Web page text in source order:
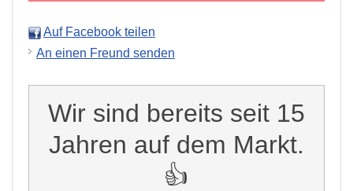
Auf Facebook teilen
An einen Freund senden
Wir sind bereits seit 15
Jahren auf dem Markt.
👍